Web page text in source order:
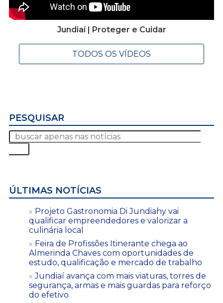
Jundiaí | Proteger e Cuidar
TODOS OS VÍDEOS
PESQUISAR
ÚLTIMAS NOTÍCIAS
Projeto Gastronomia Di Jundiahy vai
qualificar empreendedores e valorizar a
culinária local
Feira de Profissões Itinerante chega ao
Almerinda Chaves com oportunidades de
estudo, qualificação e mercado de trabalho
Jundiaí avança com mais viaturas, torres de
segurança, armas e mais guardas para reforço
do efetivo